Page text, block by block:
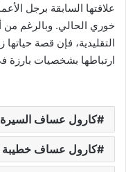
علاقتها السابقة برجل
خوري الحالي. وبالرغم
التقليدية، فإن قصة
ارتباطها بشخصيات بارزة
كارول عساف السيرة
كارول عساف